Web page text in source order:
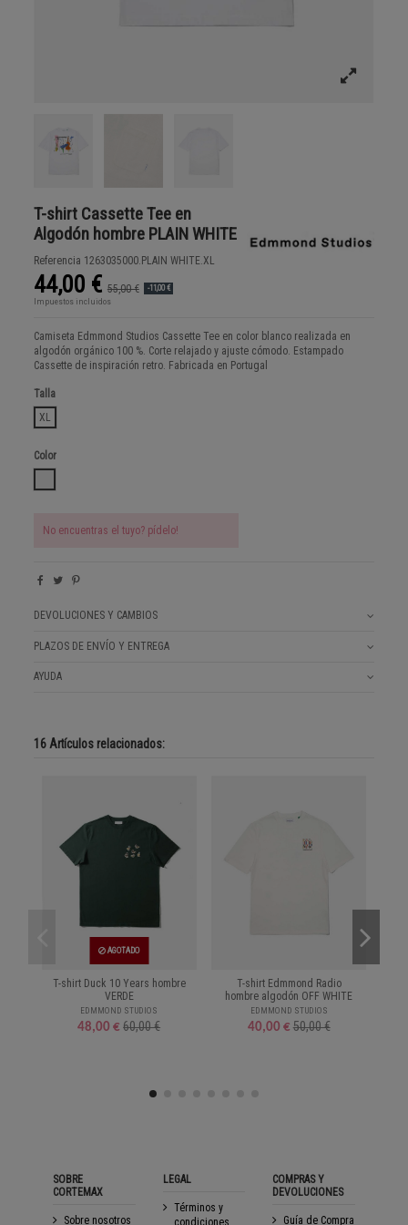
T-shirt Cassette Tee en
Algodón hombre PLAIN WHITE
Referencia 1263035000.PLAIN WHITE.XL
44,00 € 55,00 € -11,00 €
Impuestos incluidos
Camiseta Edmmond Studios Cassette Tee en color blanco realizada en
algodón orgánico 100 %. Corte relajado y ajuste cómodo. Estampado
Cassette de inspiración retro. Fabricada en Portugal
Talla
XL
Color
No encuentras el tuyo? pídelo!
DEVOLUCIONES Y CAMBIOS
PLAZOS DE ENVÍO Y ENTREGA
AYUDA
16 Artículos relacionados:
AGOTADO
T-shirt Duck 10 Years hombre
VERDE
EDMMOND STUDIOS
48,00 € 60,00 €
T-shirt Edmmond Radio
hombre algodón OFF WHITE
EDMMOND STUDIOS
40,00 € 50,00 €
SOBRE
CORTEMAX
Sobre nosotros
LEGAL
Términos y
COMPRAS Y
DEVOLUCIONES
Guía de Compra